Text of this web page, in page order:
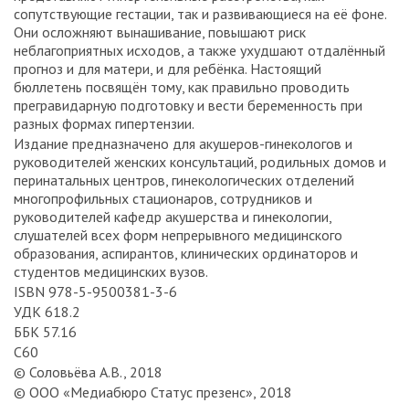
сопутствующие гестации, так и развивающиеся на её фоне.
Они осложняют вынашивание, повышают риск
неблагоприятных исходов, а также ухудшают отдалённый
прогноз и для матери, и для ребёнка. Настоящий
бюллетень посвящён тому, как правильно проводить
прегравидарную подготовку и вести беременность при
разных формах гипертензии.
Издание предназначено для акушеров-гинекологов и
руководителей женских консультаций, родильных домов и
перинатальных центров, гинекологических отделений
многопрофильных стационаров, сотрудников и
руководителей кафедр акушерства и гинекологии,
слушателей всех форм непрерывного медицинского
образования, аспирантов, клинических ординаторов и
студентов медицинских вузов.
ISBN 978-5-9500381-3-6
УДК 618.2
ББК 57.16
С60
© Соловьёва А.В., 2018
© ООО «Медиабюро Статус презенс», 2018